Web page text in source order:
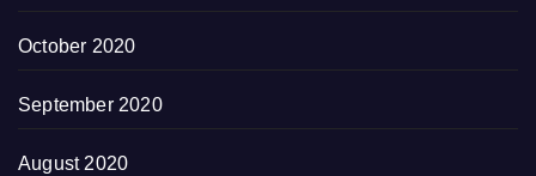
October 2020
September 2020
August 2020